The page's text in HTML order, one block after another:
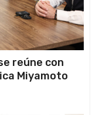
reúne con
Miyamoto